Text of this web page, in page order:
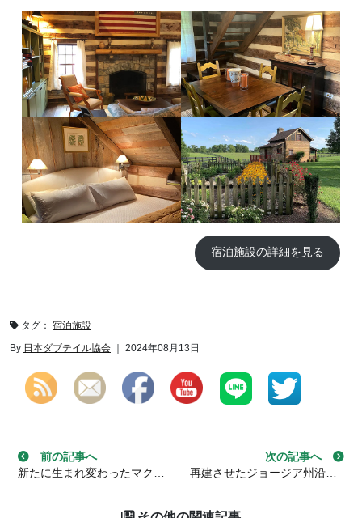
宿泊施設の詳細を見る
タグ： 宿泊施設
By 日本ダブテイル協会 ｜ 2024年08月13日
投稿ナビゲーション
前の記事へ
新たに生まれ変わったマクレー納屋 in ユートー アラバマ州
次の記事へ
再建させたジョージア州沿岸に残る最古の要塞「キング・ジョージ砦」 in ダリエン ジョージア州